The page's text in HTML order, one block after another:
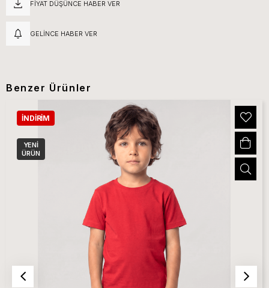
FIYAT DÜŞÜNCE HABER VER
GELINCE HABER VER
Benzer Ürünler
İNDIRIM
YENI
ÜRÜN